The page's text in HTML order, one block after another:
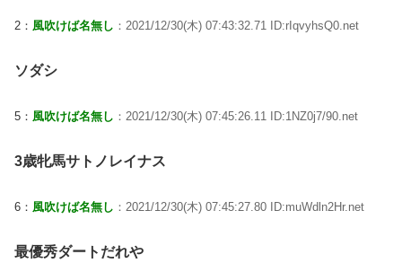
2： 風吹けば名無し ：2021/12/30(木) 07:43:32.71 ID:rIqvyhsQ0.net
ソダシ
5： 風吹けば名無し ：2021/12/30(木) 07:45:26.11 ID:1NZ0j7/90.net
3歳牝馬サトノレイナス
6： 風吹けば名無し ：2021/12/30(木) 07:45:27.80 ID:muWdln2Hr.net
最優秀ダートだれや